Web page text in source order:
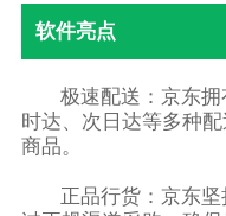
软件亮点
极速配送：京东
时达、次日达等多种
商品。
正品行货：京东